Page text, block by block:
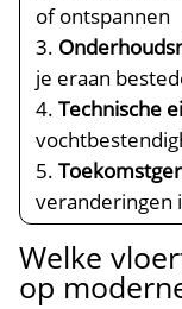
of ontspannen
je eraan
Technische
veranderingen
Welke
op